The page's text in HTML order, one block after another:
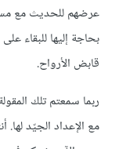
عرضهم للحديث مع
بحاجة إليها للبقاء
قابض الأرواح.
ربما سمعتم تلك
مع الإعداد الجيّد